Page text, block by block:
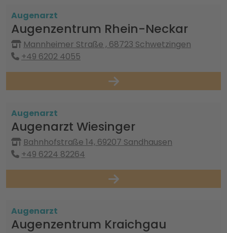
Augenarzt
Augenzentrum Rhein-Neckar
Mannheimer Straße , 68723 Schwetzingen
+49 6202 4055
Augenarzt
Augenarzt Wiesinger
Bahnhofstraße 14, 69207 Sandhausen
+49 6224 82264
Augenarzt
Augenzentrum Kraichgau